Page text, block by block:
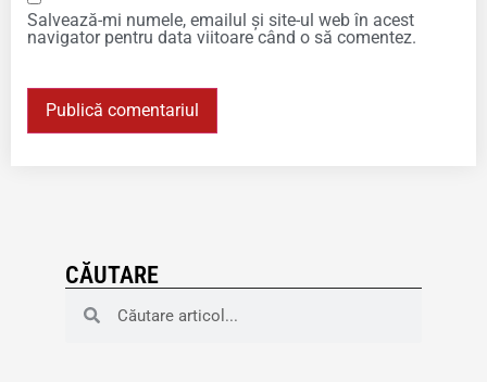
Salvează-mi numele, emailul și site-ul web în acest
navigator pentru data viitoare când o să comentez.
CĂUTARE